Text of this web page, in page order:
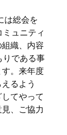
は総会を
ュニティ
織、内容
りである事
。来年度
るよう
てやって
、ご協力